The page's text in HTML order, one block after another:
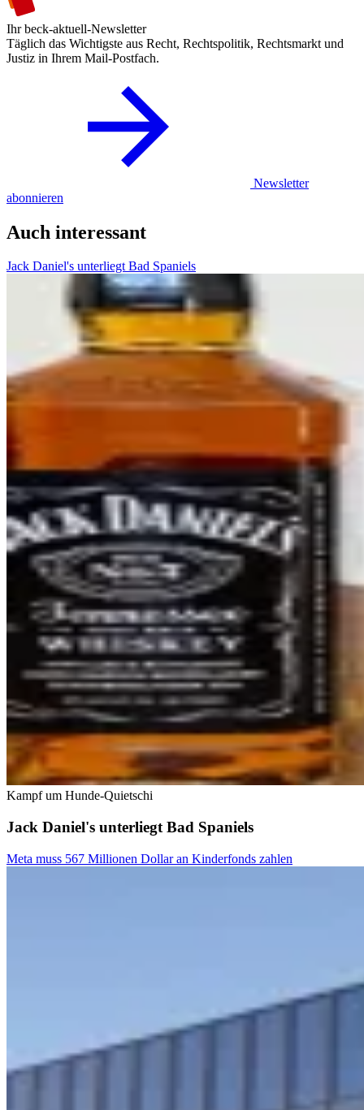
Ihr beck-aktuell-Newsletter
Täglich das Wichtigste aus Recht, Rechtspolitik, Rechtsmarkt und
Justiz in Ihrem Mail-Postfach.
Newsletter
abonnieren
Auch interessant
Jack Daniel's unterliegt Bad Spaniels
Kampf um Hunde-Quietschi
Jack Daniel's unterliegt Bad Spaniels
Meta muss 567 Millionen Dollar an Kinderfonds zahlen